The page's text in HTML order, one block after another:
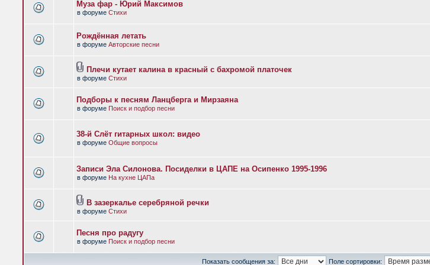
Муза фар - Юрий Максимов
в форуме Стихи
Рождённая летать
в форуме Авторские песни
Плечи кутает калина в красный с бахромой платочек
в форуме Стихи
Подборы к песням Ланцберга и Мирзаяна
в форуме Поиск и подбор песни
38-й Слёт гитарных школ: видео
в форуме Общие вопросы
Записи Эла Силонова. Посиделки в ЦАПЕ на Осипенко 1995-1996
в форуме На кухне ЦАПа
В зазеркалье серебряной речки
в форуме Стихи
Песня про радугу
в форуме Поиск и подбор песни
Показать сообщения за: Поле сортировки: